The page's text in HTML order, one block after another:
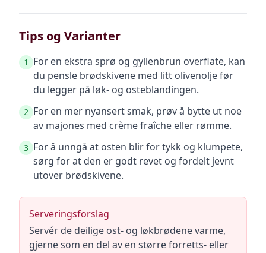
Tips og Varianter
1
For en ekstra sprø og gyllenbrun overflate, kan
du pensle brødskivene med litt olivenolje før
du legger på løk- og osteblandingen.
2 For en mer nyansert smak, prøv å bytte ut noe
av majones med crème fraîche eller rømme.
3 For å unngå at osten blir for tykk og klumpete,
sørg for at den er godt revet og fordelt jevnt
utover brødskivene.
Serveringsforslag
Servér de deilige ost- og løkbrødene varme,
gjerne som en del av en større forretts- eller